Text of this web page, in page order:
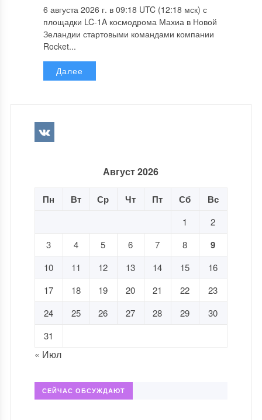
6 августа 2026 г. в 09:18 UTC (12:18 мск) с
площадки LC-1A космодрома Махиа в Новой
Зеландии стартовыми командами компании
Rocket...
Далее
Август 2026
Пн Вт Ср Чт Пт Сб Вс
1
2
3
4 5 6 7 8 9
10 11 12 13 14 15
16
17
18 19 20 21 22
23
24
25 26 27 28 29
30
31
« Июл
СЕЙЧАС ОБСУЖДАЮТ